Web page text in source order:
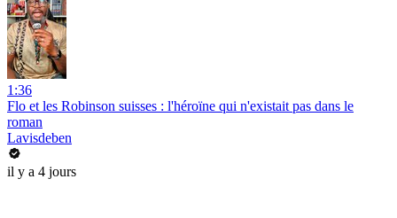
1:36
Flo et les Robinson suisses : l'héroïne qui n'existait pas dans le
roman
Lavisdeben
il y a 4 jours